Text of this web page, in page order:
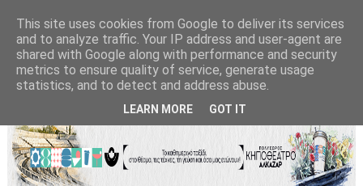
This site uses cookies from Google to deliver its services
and to analyze traffic. Your IP address and user-agent are
shared with Google along with performance and security
metrics to ensure quality of service, generate usage
statistics, and to detect and address abuse.
LEARN MORE GOT IT